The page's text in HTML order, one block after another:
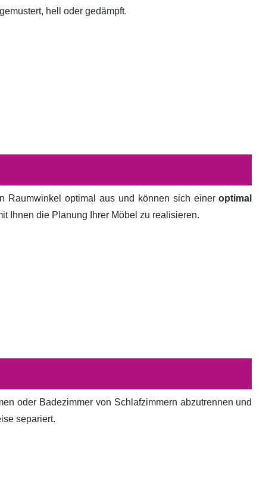
hell oder gedämpft.
Raumwinkel optimal aus und können sich eineroptimal
Ihnen die Planung Ihrer Möbel zu realisieren.
oder Badezimmer von Schlafzimmern abzutrennen und
separiert.